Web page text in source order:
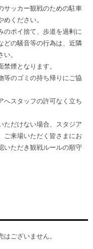
サッカー観戦のための駐車
ください。
のポイ捨て、歩道を過剰に
どの騒音等の行為は、近隣
。
煙となります。
等のゴミの持ち帰りにご協
へスタッフの許可なく立ち
ただけない場合、スタジア
ご来場いただく皆さまにお
いただき観戦ルールの順守
ございません。